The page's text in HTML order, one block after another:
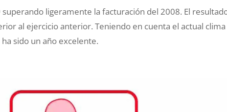
ligeramente la facturación del 2008. El
al ejercicio anterior. Teniendo en cuenta el actual clima
sido un año excelente.